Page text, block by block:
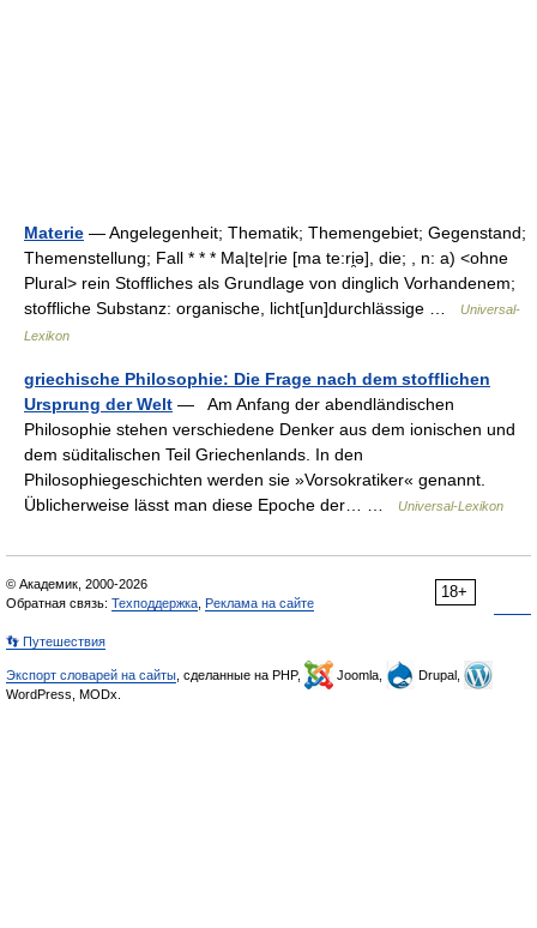
Materie — Angelegenheit; Thematik; Themengebiet; Gegenstand;
Themenstellung; Fall * * * Ma|te|rie [ma te:ri̯ə], die; , n: a) <ohne
Plural> rein Stoffliches als Grundlage von dinglich Vorhandenem;
stoffliche Substanz: organische, licht[un]durchlässige …
Universal-
Lexikon
griechische Philosophie: Die Frage nach dem stofflichen
Ursprung der Welt — Am Anfang der abendländischen
Philosophie stehen verschiedene Denker aus dem ionischen und
dem süditalischen Teil Griechenlands. In den
Philosophiegeschichten werden sie »Vorsokratiker« genannt.
Üblicherweise lässt man diese Epoche der… …
Universal-Lexikon
18+
© Академик, 2000-2026
Обратная связь: Техподдержка Реклама на сайте
👣 Путешествия
Экспорт словарей на сайты , сделанные на PHP, Joomla,
Drupal,
WordPress, MODx.